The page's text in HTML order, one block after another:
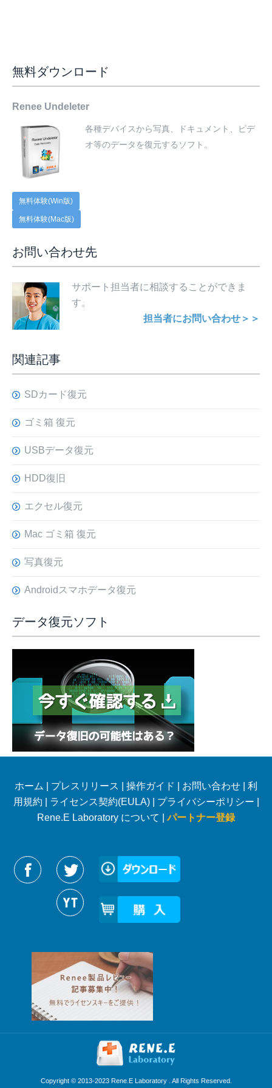
無料ダウンロード
Renee Undeleter
各種デバイスから写真、ドキュメント、ビデ
オ等のデータを復元するソフト。
無料体験(Win版)
無料体験(Mac版)
お問い合わせ先
サポート担当者に相談することができま
す。
担当者にお問い合わせ＞＞
関連記事
SDカード復元
ゴミ箱 復元
USBデータ復元
HDD復旧
エクセル復元
Mac ゴミ箱 復元
写真復元
Androidスマホデータ復元
データ復元ソフト
ホーム プレスリリース 操作ガイド お問い合わせ
利
用規約
ライセンス契約(EULA)| プライバシーポリシー
Rene.E Laboratory について |パートナー登録
Reneelabをフォローする
Copyright © 2013-2023 Rene.E Laboratory . All Rights Reserved.